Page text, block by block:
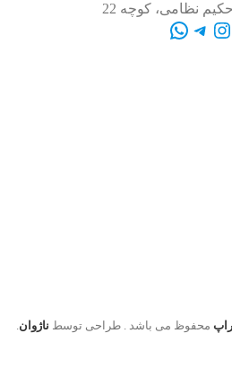
نظامی، کوچه 22
محفوظ می باشد . طراحی توسط ناژوان.